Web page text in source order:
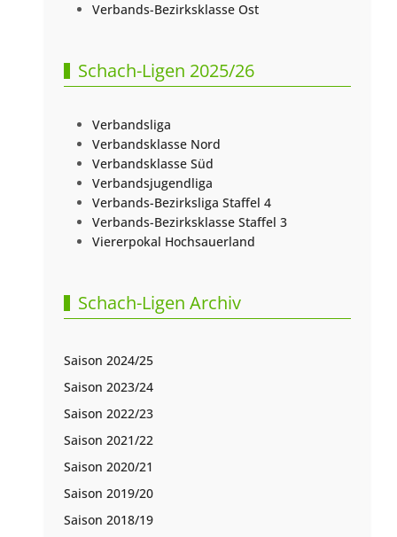
Verbands-Bezirksklasse Ost
Schach-Ligen 2025/26
Verbandsliga
Verbandsklasse Nord
Verbandsklasse Süd
Verbandsjugendliga
Verbands-Bezirksliga Staffel 4
Verbands-Bezirksklasse Staffel 3
Viererpokal Hochsauerland
Schach-Ligen Archiv
Saison 2024/25
Saison 2023/24
Saison 2022/23
Saison 2021/22
Saison 2020/21
Saison 2019/20
Saison 2018/19